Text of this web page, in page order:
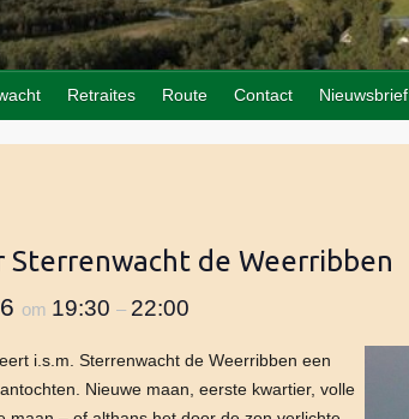
Retraites Route Contact Nieuwsbrief
Sterrenwacht de Weerribben
om 19:30– 22:00
i.s.m. Sterrenwacht de Weerribben een
Nieuwe maan, eerste kwartier, volle